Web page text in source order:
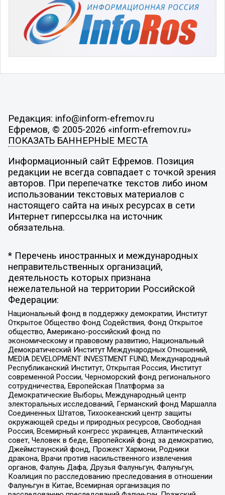
Редакция: info@inform-efremov.ru
Ефремов, © 2005-2026 «inform-efremov.ru»
ПОКАЗАТЬ БАННЕРНЫЕ МЕСТА
Информационный сайт Ефремов. Позиция
редакции не всегда совпадает с точкой зрения
авторов. При перепечатке текстов либо ином
использовании текстовых материалов с
настоящего сайта на иных ресурсах в сети
Интернет гиперссылка на источник
обязательна.
* Перечень иностранных и международных
неправительственных организаций,
деятельность которых признана
нежелательной на территории Российской
Федерации:
Национальный фонд в поддержку демократии, Институт
Открытое Общество Фонд Содействия, Фонд Открытое
общество, Американо-российский фонд по
экономическому и правовому развитию, Национальный
Демократический Институт Международных Отношений,
MEDIA DEVELOPMENT INVESTMENT FUND, Международный
Республиканский Институт, Открытая Россия, Институт
современной России, Черноморский фонд регионального
сотрудничества, Европейская Платформа за
Демократические Выборы, Международный центр
электоральных исследований, Германский фонд Маршалла
Соединенных Штатов, Тихоокеанский центр защиты
окружающей среды и природных ресурсов, Свободная
Россия, Всемирный конгресс украинцев, Атлантический
совет, Человек в беде, Европейский фонд за демократию,
Джеймстаунский фонд, Прожект Хармони, Родники
дракона, Врачи против насильственного извлечения
органов, Фалунь Дафа, Друзья Фалуньгун, Фалуньгун,
Коалиция по расследованию преследования в отношении
Фалуньгун в Китае, Всемирная организация по